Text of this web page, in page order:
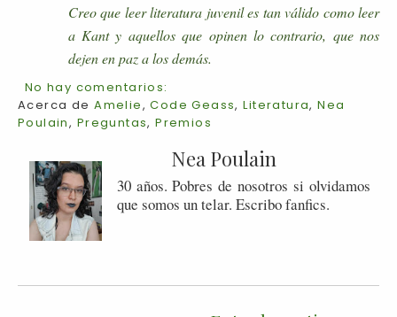
Creo que leer literatura juvenil es tan válido como leer
a Kant y aquellos que opinen lo contrario, que nos
dejen en paz a los demás.
No hay comentarios:
Acerca deAmelie,Code Geass,Literatura,Nea
Poulain, Preguntas,Premios
Nea Poulain
30 años. Pobres de nosotros si olvidamos
que somos un telar. Escribo fanfics.